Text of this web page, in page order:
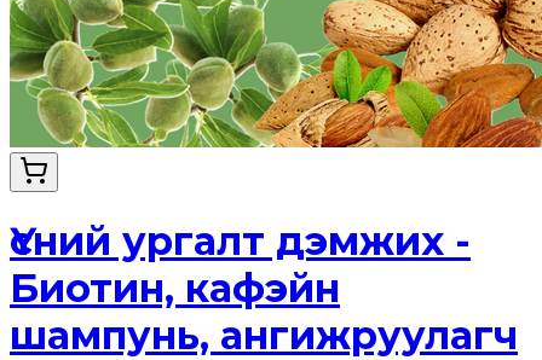
Үсний ургалт дэмжих -
Биотин, кафэйн
шампунь, ангижруулагч